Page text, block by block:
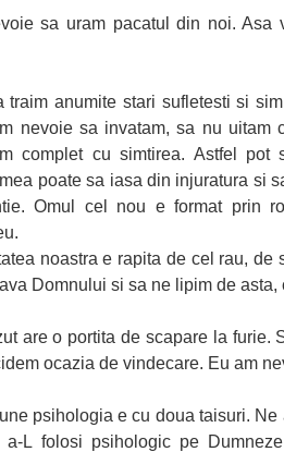
sa uram pacatul din noi.
traim anumite stari sufletesti si
nevoie sa invatam, sa nu
complet cu simtirea. Astfel
poate sa iasa din injuratura si
Omul cel nou e format prin
noastra e rapita de cel rau,
Domnului si sa ne lipim de
are o portita de scapare la furie.
ocazia de vindecare. Eu am
psihologia e cu doua taisuri.
a-L folosi psihologic pe